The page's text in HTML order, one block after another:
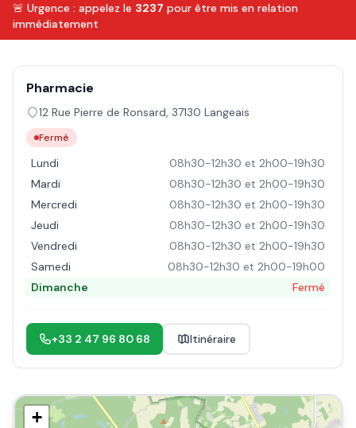
🚨 Urgence : appelez le 3237 pour être mis en relation
immédiatement
Pharmacie
12 Rue Pierre de Ronsard, 37130 Langeais
Fermé
Lundi
08h30-12h30 et 2h00-19h30
Mardi
08h30-12h30 et 2h00-19h30
Mercredi
08h30-12h30 et 2h00-19h30
Jeudi
08h30-12h30 et 2h00-19h30
Vendredi
08h30-12h30 et 2h00-19h30
Samedi
08h30-12h30 et 2h00-19h00
Dimanche
Fermé
+33 2 47 96 80 68 Itinéraire
+